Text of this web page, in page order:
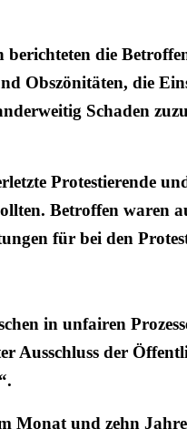
die
Obszönitäten, die
Schaden
Protestierende
Betroffen
für bei den
in unfairen
Ausschluss der
Monat und zehn